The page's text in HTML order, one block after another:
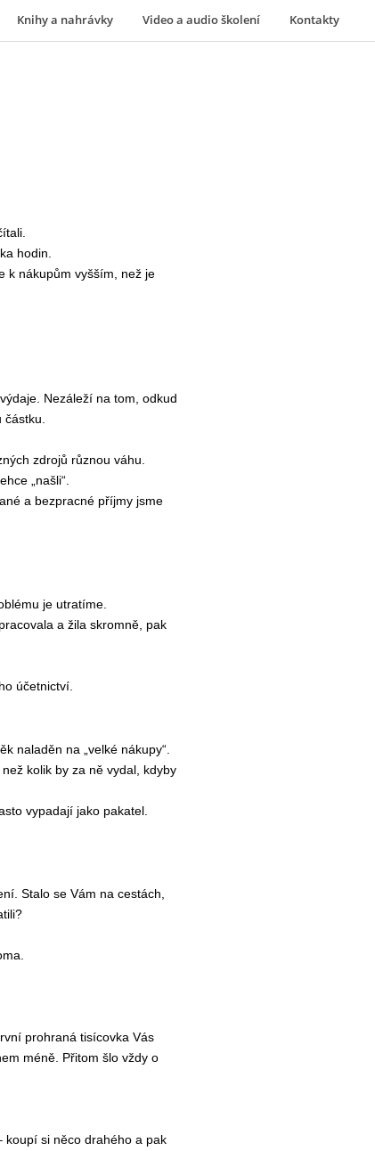
Knihy a nahrávky Video a audio školení Kontakty
hodin.
k nákupům vyšším, než je
Nezáleží na tom, odkud
zdrojů různou váhu.
„našli“.
a bezpracné příjmy jsme
je utratíme.
a žila skromně, pak
účetnictví.
naladěn na „velké nákupy“.
kolik by za ně vydal, kdyby
vypadají jako pakatel.
Stalo se Vám na cestách,
prohraná tisícovka Vás
méně. Přitom šlo vždy o
koupí si něco drahého a pak